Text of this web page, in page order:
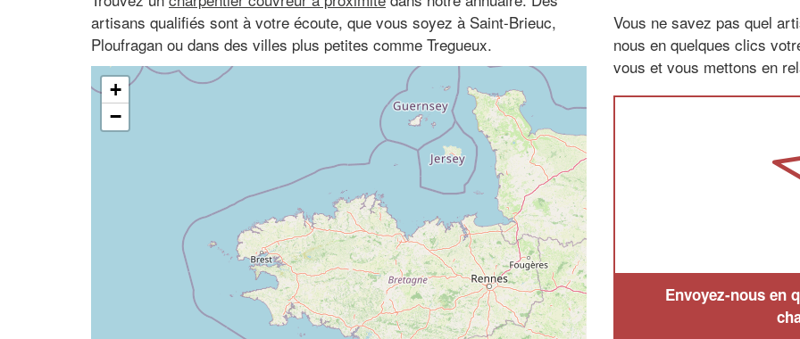
artisans qualifiés sont à votre écoute, que vous soyez à Saint-Brieuc,
Ploufragan ou dans des villes plus petites comme Tregueux.
+
−
Vous ne savez pas quel
nous en quelques clics
vous et vous mettons en
Envoyez-nous en